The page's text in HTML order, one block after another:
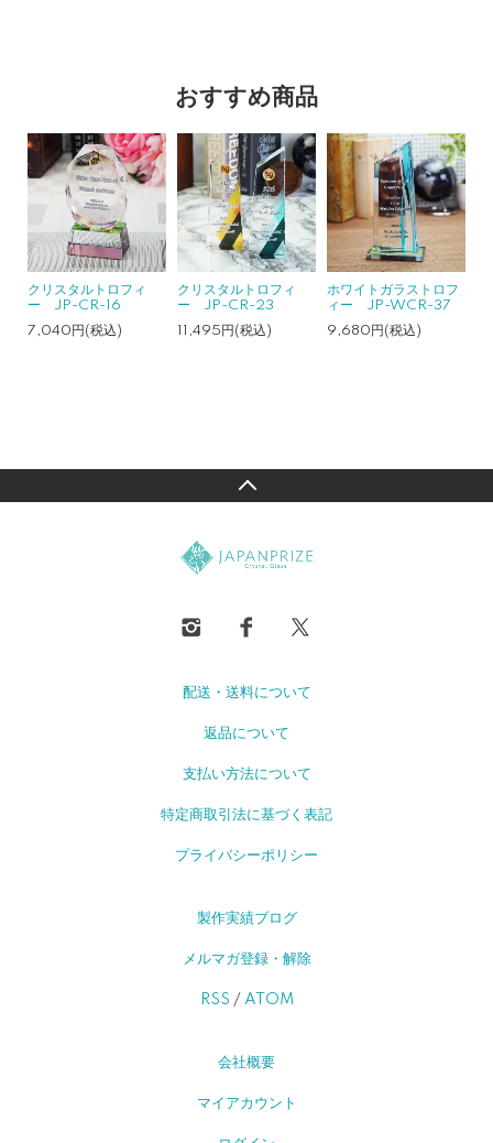
おすすめ商品
クリスタルトロフィ
ー JP-CR-16
7,040円(税込)
クリスタルトロフィ
ー JP-CR-23
11,495円(税込)
ホワイトガラストロフ
ィー JP-WCR-37
9,680円(税込)
配送・送料について
返品について
支払い方法について
特定商取引法に基づく表記
プライバシーポリシー
製作実績ブログ
メルマガ登録・解除
RSS / ATOM
会社概要
マイアカウント